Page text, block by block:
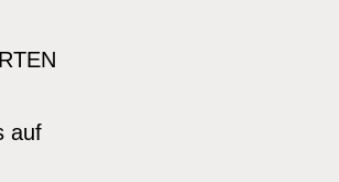
auf